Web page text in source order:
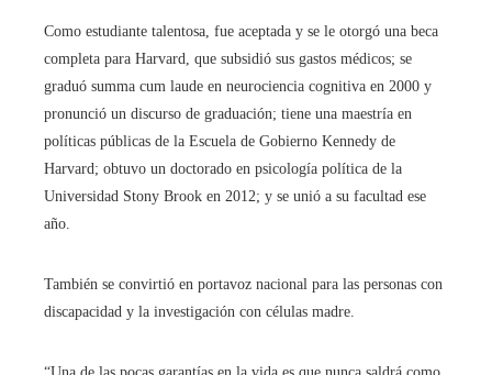
Como estudiante talentosa, fue aceptada y se le otorgó una beca
completa para Harvard, que subsidió sus gastos médicos; se
graduó summa cum laude en neurociencia cognitiva en 2000 y
pronunció un discurso de graduación; tiene una maestría en
políticas públicas de la Escuela de Gobierno Kennedy de
Harvard; obtuvo un doctorado en psicología política de la
Universidad Stony Brook en 2012; y se unió a su facultad ese
año.
También se convirtió en portavoz nacional para las personas con
discapacidad y la investigación con células madre.